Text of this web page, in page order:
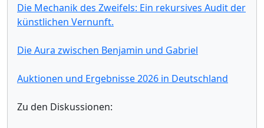
Die Mechanik des Zweifels: Ein rekursives Audit der
künstlichen Vernunft.
Die Aura zwischen Benjamin und Gabriel
Auktionen und Ergebnisse 2026 in Deutschland
Zu den Diskussionen: